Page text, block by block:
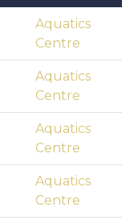
Aquatics
Centre
Aquatics
Centre
Aquatics
Centre
Aquatics
Centre